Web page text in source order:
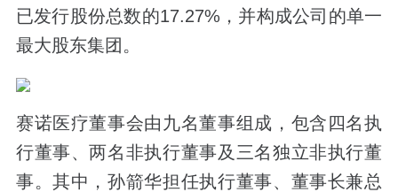
已发行股份总数的17.27%，并构成公司的单一
最大股东集团。
赛诺医疗董事会由九名董事组成，包含四名执
行董事、两名非执行董事及三名独立非执行董
事。其中，孙箭华担任执行董事、董事长兼总